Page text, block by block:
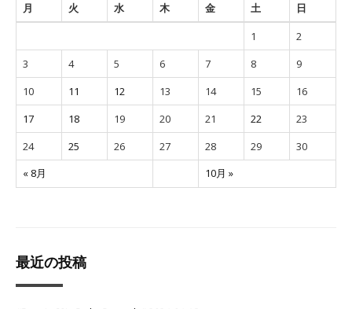
月 火 水 木 金 土 日
« 8月 10月 »
1
2
3
4 5 6 7 8
9
10
11 12 13 14 15
16
17
18 19 20 21 22
23
24
25 26 27 28 29 30
最近の投稿